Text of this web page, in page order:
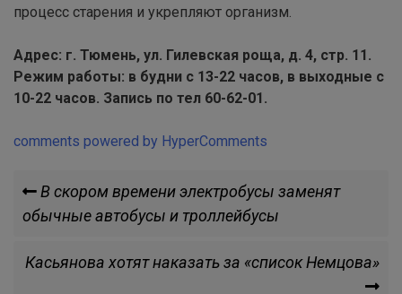
процесс старения и укрепляют организм.
Адрес: г. Тюмень, ул. Гилевская роща, д. 4, стр. 11.
Режим работы: в будни с 13-22 часов, в выходные с
10-22 часов. Запись по тел 60-62-01.
comments powered by HyperComments
Навигация
записям
Previous
Post
В скором времени электробусы заменят
обычные автобусы и троллейбусы
Next
Касьянова хотят наказать за «список Немцова»